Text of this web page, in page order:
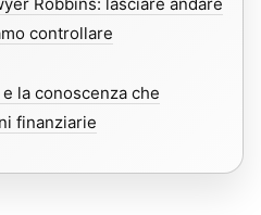
controllare
la conoscenza che
finanziarie